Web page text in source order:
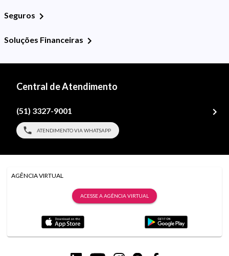
Seguros
Soluções Financeiras
Central de Atendimento
(51) 3327-9001
ATENDIMENTO VIA WHATSAPP
AGÊNCIA VIRTUAL
ACESSE A AGÊNCIA VIRTUAL